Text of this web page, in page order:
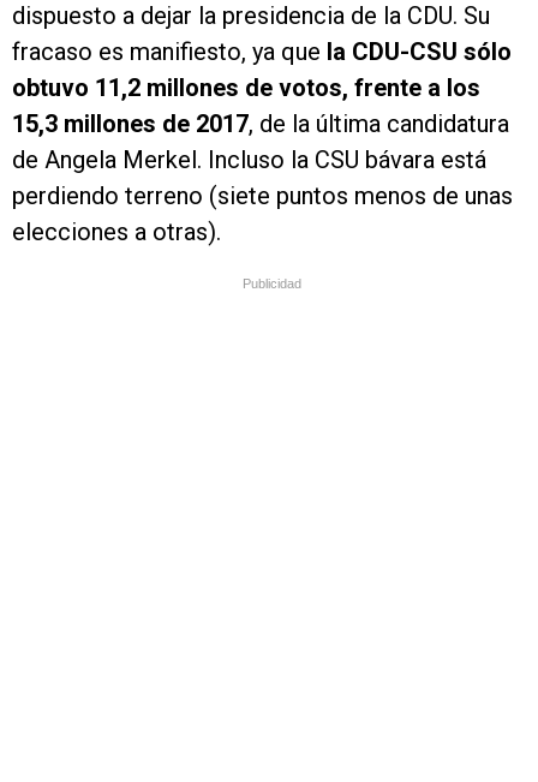
dispuesto a dejar la presidencia de la CDU. Su
fracaso es manifiesto, ya que la CDU-CSU sólo
obtuvo 11,2 millones de votos, frente a los
15,3 millones de 2017, de la última candidatura
de Angela Merkel. Incluso la CSU bávara está
perdiendo terreno (siete puntos menos de unas
elecciones a otras).
Publicidad